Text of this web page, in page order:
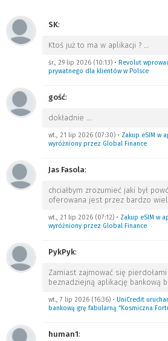
SK:
Ktoś już to ma w aplikacji ? …
śr., 29 lip 2026 (10:13) • Revolut
prywatnego dla klientów w Polsce
gość:
dokładnie …
wt., 21 lip 2026 (07:30) • Zakup eSIM w
wyróżniony przez Global Finance
Jas Fasola:
chciałbym zrozumieć jaki był
oferowana jest przez bardzo
wt., 21 lip 2026 (07:12) • Zakup eSIM w
wyróżniony przez Global Finance
PykPyk:
Zamiast zajmować się
beznadziejną aplikację bankową
wt., 7 lip 2026 (16:36) • UniCredit
bankową grę fabularną “Kosmiczna
human1: